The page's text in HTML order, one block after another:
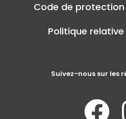
Code de protection
Politique
Suivez-nous sur les